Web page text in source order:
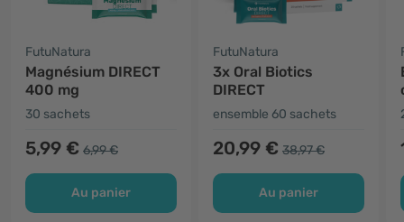
FutuNatura
Magnésium DIRECT
400 mg
30 sachets
5,99 € 6,99 €
Au panier
FutuNatura
3x Oral Biotics
DIRECT
ensemble 60 sachets
20,99 € 38,97 €
Au panier